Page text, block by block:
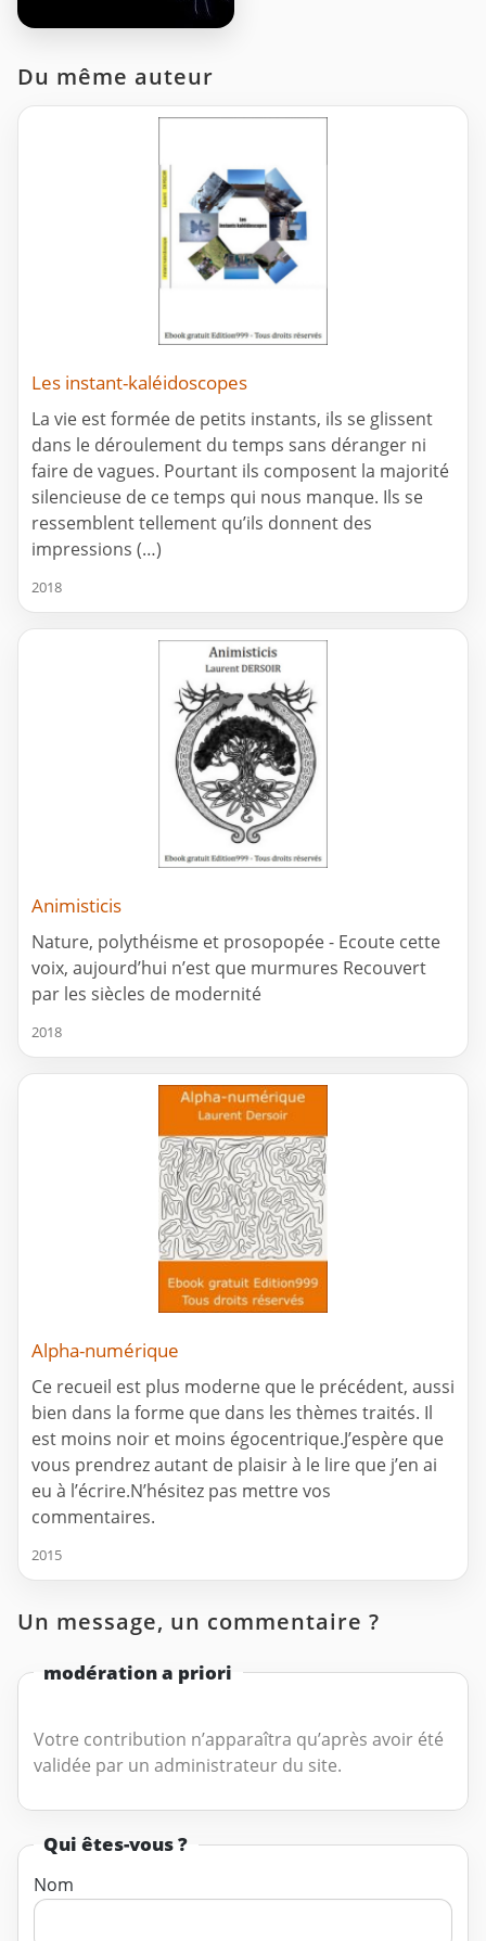
Du même auteur
Les instant-kaléidoscopes
La vie est formée de petits instants, ils se glissent
dans le déroulement du temps sans déranger ni
faire de vagues. Pourtant ils composent la majorité
silencieuse de ce temps qui nous manque. Ils se
ressemblent tellement qu’ils donnent des
impressions (…)
2018
Animisticis
Nature, polythéisme et prosopopée - Ecoute cette
voix, aujourd’hui n’est que murmures Recouvert
par les siècles de modernité
2018
Alpha-numérique
Ce recueil est plus moderne que le précédent, aussi
bien dans la forme que dans les thèmes traités. Il
est moins noir et moins égocentrique.J’espère que
vous prendrez autant de plaisir à le lire que j’en ai
eu à l’écrire.N’hésitez pas mettre vos
commentaires.
2015
Un message, un commentaire ?
modération a priori
Votre contribution n’apparaîtra qu’après avoir été
validée par un administrateur du site.
Qui êtes-vous ?
Nom